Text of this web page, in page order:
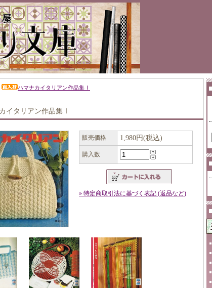
ハマナカイタリアン作品集Ⅰ
イタリアン作品集Ⅰ
販売価格 1,980円(税込)
購入数
» 特定商取引法に基づく表記 (返品など)